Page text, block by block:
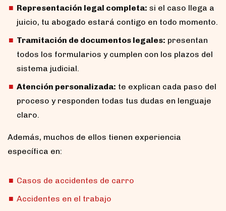
Representación legal completa: si el caso llega a
juicio, tu abogado estará contigo en todo momento.
Tramitación de documentos legales: presentan
todos los formularios y cumplen con los plazos del
sistema judicial.
Atención personalizada: te explican cada paso del
proceso y responden todas tus dudas en lenguaje
claro.
Además, muchos de ellos tienen experiencia
específica en:
Casos de accidentes de carro
Accidentes en el trabajo